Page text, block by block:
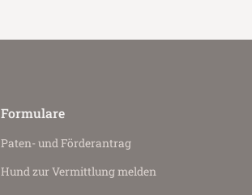
Formulare
Paten- und Förderantrag
Hund zur Vermittlung melden